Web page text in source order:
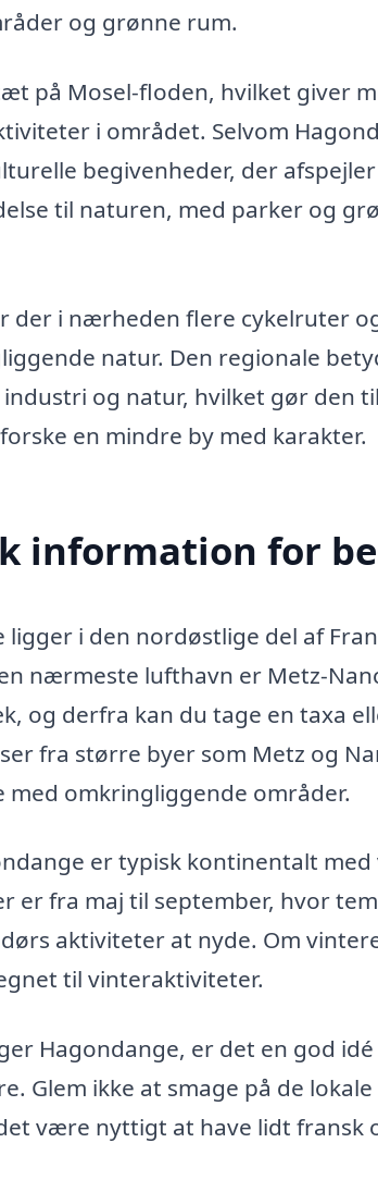
og grønne rum.
på Mosel-floden, hvilket giver
i området. Selvom
begivenheder, der
til naturen, med parker og
der i nærheden flere cykelruter
natur. Den regionale
og natur, hvilket gør den
en mindre by med karakter.
information for
ligger i den nordøstlige del af
nærmeste lufthavn er Metz-
og derfra kan du tage en taxa
fra større byer som Metz og
med omkringliggende områder.
er typisk kontinentalt
er fra maj til september, hvor
aktiviteter at nyde. Om
til vinteraktiviteter.
Hagondange, er det en god
Glem ikke at smage på de
være nyttigt at have lidt fransk